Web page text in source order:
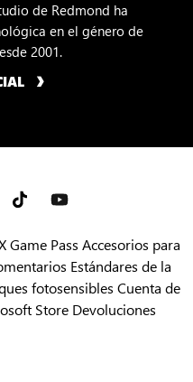
de Redmond ha
en el género de
2001.
Game Pass Accesorios para
Estándares de la
fotosensibles Cuenta de
Store Devoluciones